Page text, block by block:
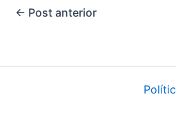
← Post anterior